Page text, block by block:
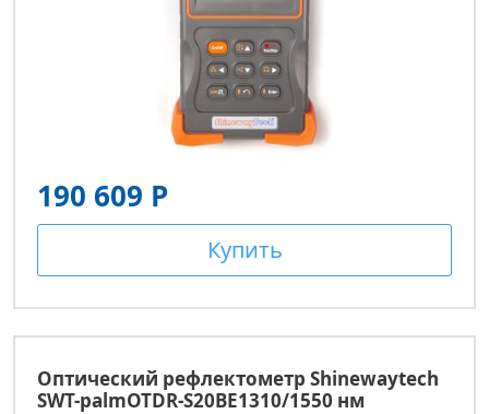
190 609 Р
Купить
Оптический рефлектометр Shinewaytech
SWT-palmOTDR-S20BE1310/1550 нм